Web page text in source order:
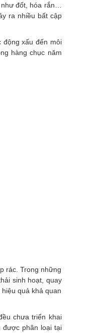
đốt, hóa rắn…
ra nhiều bất cập
động xấu đến môi
hàng chục năm
rác. Trong những
sinh hoạt, quay
quả khả quan
chưa triển khai
được phân loại tại